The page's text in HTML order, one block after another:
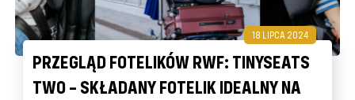
18 LIPCA 2024
PRZEGLĄD FOTELIKÓW RWF: TINYSEATS
TWO – SKŁADANY FOTELIK IDEALNY NA